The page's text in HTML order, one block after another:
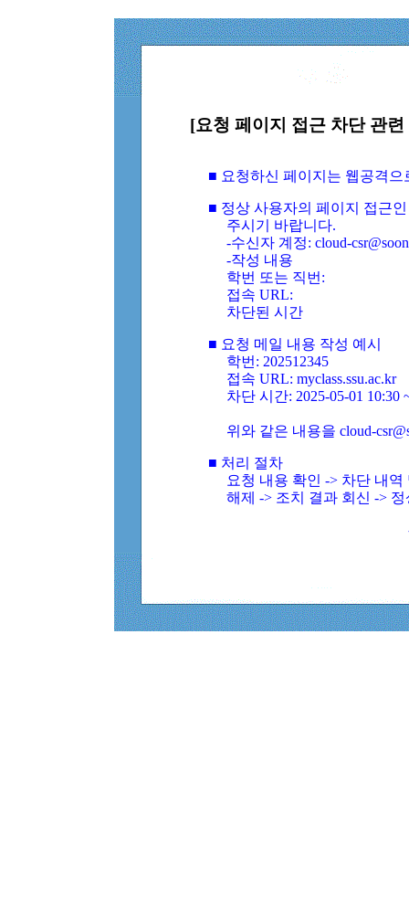
[요청 페이지 접근 차단 관
■ 요청하신 페이지는 웹공격
■ 정상 사용자의 페이지 접근
주시기 바랍니다.
-수신자 계정: cloud-
-작성 내용
학번 또는 직번:
접속 URL:
차단된 시간
■ 요청 메일 내용 작성 예시
학번: 202512345
접속 URL: myclass.ssu.ac.kr
차단 시간: 2025-05-01 10:30
위와 같은 내용을 cloud-
■ 처리 절차
요청 내용 확인 -> 차단 내
해제 -> 조치 결과 회신 ->